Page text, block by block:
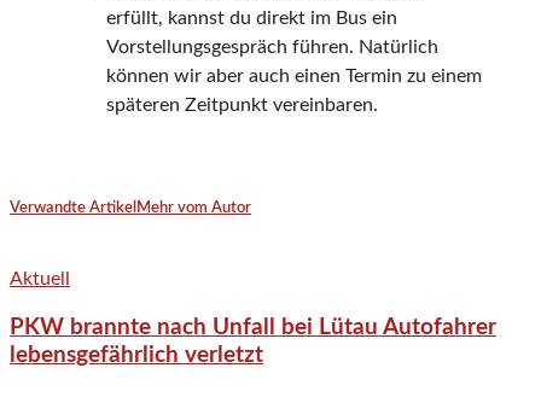
erfüllt, kannst du direkt im Bus ein
Vorstellungsgespräch führen. Natürlich
können wir aber auch einen Termin zu einem
späteren Zeitpunkt vereinbaren.
Verwandte Artikel Mehr vom Autor
Aktuell
PKW brannte nach Unfall bei Lütau Autofahrer
lebensgefährlich verletzt